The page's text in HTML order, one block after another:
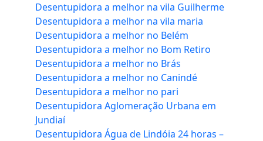
Desentupidora a melhor na vila Guilherme
Desentupidora a melhor na vila maria
Desentupidora a melhor no Belém
Desentupidora a melhor no Bom Retiro
Desentupidora a melhor no Brás
Desentupidora a melhor no Canindé
Desentupidora a melhor no pari
Desentupidora Aglomeração Urbana em
Jundiaí
Desentupidora Água de Lindóia 24 horas –